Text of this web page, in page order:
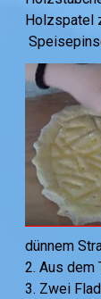
Holzspatel
dünnem
2. Aus dem
3. Zwei